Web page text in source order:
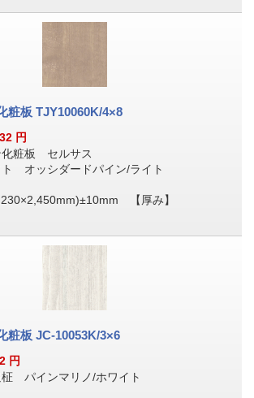
粧板 TJY10060K/4×8
円
化粧板 セルサス
オッシダードパイン/ライト
【厚み】
粧板 JC-10053K/3×6
円
パインマリノ/ホワイト